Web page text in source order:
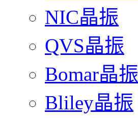
NIC晶振
QVS晶振
Bomar晶振
Bliley晶振